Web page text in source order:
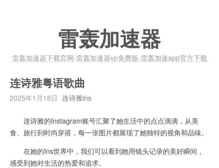
雷轰加速器
雷轰加速器下载官网-雷轰加速器vp免费版-雷轰加速app官方下载
连诗雅粤语歌曲
2025年1月18日 连诗雅ins
连诗雅的Instagram账号汇聚了她生活中的点点滴滴，从美
食、旅行到时尚穿搭，每一张图片都展现了她独特的视角和品味。
在她的Ins世界中，我们可以看到她用镜头记录的美好瞬间，
感受到她对生活的热爱和追求。